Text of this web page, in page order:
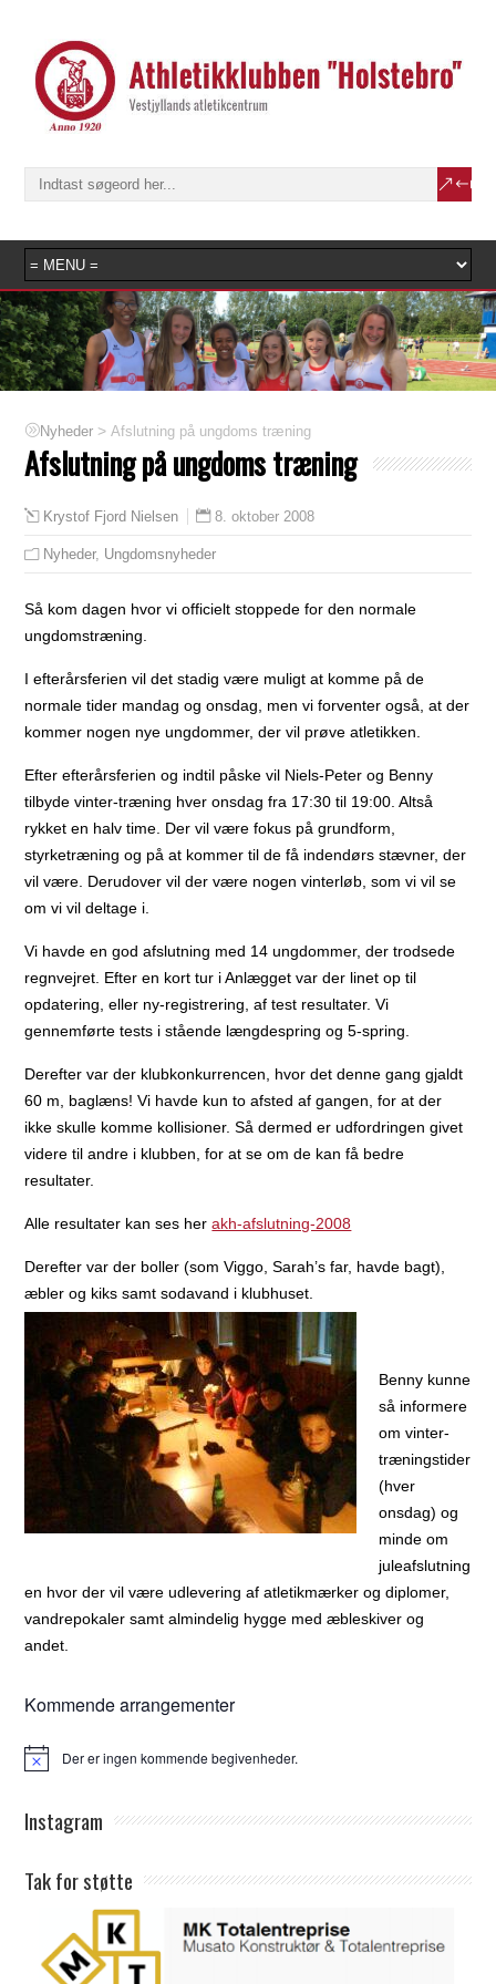
Nyheder >Afslutning på ungdoms træning
Afslutning på ungdoms træning
Krystof Fjord Nielsen 8. oktober 2008
Nyheder, Ungdomsnyheder
Så kom dagen hvor vi officielt stoppede for den normale
ungdomstræning.
I efterårsferien vil det stadig være muligt at komme på de
normale tider mandag og onsdag, men vi forventer også, at der
kommer nogen nye ungdommer, der vil prøve atletikken.
Efter efterårsferien og indtil påske vil Niels-Peter og Benny
tilbyde vinter-træning hver onsdag fra 17:30 til 19:00. Altså
rykket en halv time. Der vil være fokus på grundform,
styrketræning og på at kommer til de få indendørs stævner, der
vil være. Derudover vil der være nogen vinterløb, som vi vil se
om vi vil deltage i.
Vi havde en god afslutning med 14 ungdommer, der trodsede
regnvejret. Efter en kort tur i Anlægget var der linet op til
opdatering, eller ny-registrering, af test resultater. Vi
gennemførte tests i stående længdespring og 5-spring.
Derefter var der klubkonkurrencen, hvor det denne gang gjaldt
60 m, baglæns! Vi havde kun to afsted af gangen, for at der
ikke skulle komme kollisioner. Så dermed er udfordringen givet
videre til andre i klubben, for at se om de kan få bedre
resultater.
Alle resultater kan ses herakh-afslutning-2008
Derefter var der boller (som Viggo, Sarah’s far, havde bagt),
æbler og kiks samt sodavand i klubhuset.
Benny kunne
så informere
om vinter-
træningstider
(hver
onsdag) og
minde om
juleafslutning
en hvor der vil være udlevering af atletikmærker og diplomer,
vandrepokaler samt almindelig hygge med æbleskiver og
andet.
Kommende arrangementer
Notice Der er ingen kommende begivenheder.
Instagram
Tak for støtte